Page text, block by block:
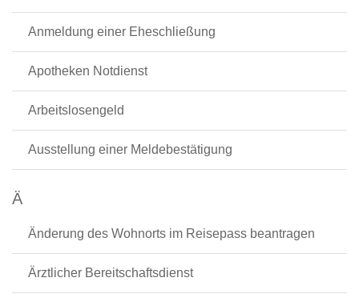
Anmeldung einer Eheschließung
Apotheken Notdienst
Arbeitslosengeld
Ausstellung einer Meldebestätigung
Ä
Änderung des Wohnorts im Reisepass beantragen
Ärztlicher Bereitschaftsdienst